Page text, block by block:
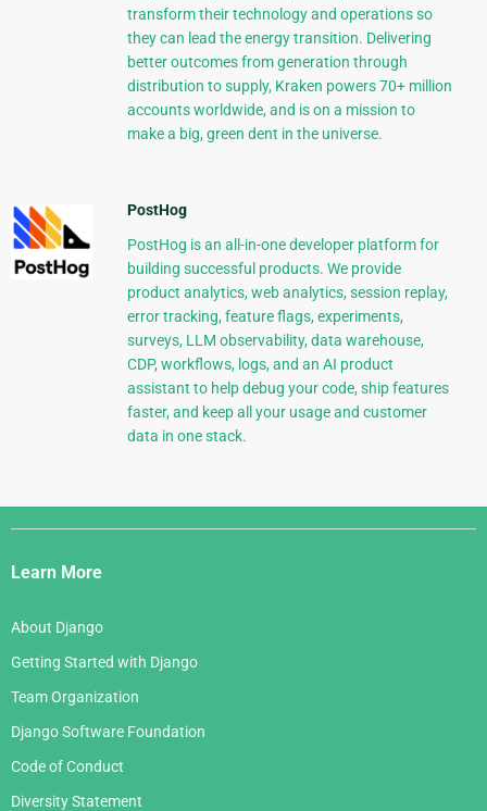
transform their technology and operations so
they can lead the energy transition. Delivering
better outcomes from generation through
distribution to supply, Kraken powers 70+ million
accounts worldwide, and is on a mission to
make a big, green dent in the universe.
PostHog
PostHog is an all-in-one developer platform for
building successful products. We provide
product analytics, web analytics, session replay,
error tracking, feature flags, experiments,
surveys, LLM observability, data warehouse,
CDP, workflows, logs, and an AI product
assistant to help debug your code, ship features
faster, and keep all your usage and customer
data in one stack.
Django
Links
Learn More
About Django
Getting Started with Django
Team Organization
Django Software Foundation
Code of Conduct
Diversity Statement